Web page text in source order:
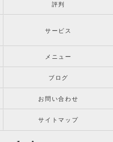
評判
サービス
メニュー
ブログ
お問い合わせ
サイトマップ